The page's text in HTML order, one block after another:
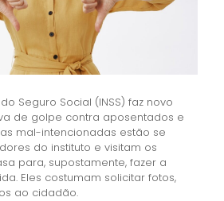
Seguro Social (INSS) faz novo
de golpe contra aposentados e
mal-intencionadas estão se
do instituto e visitam os
para, supostamente, fazer a
Eles costumam solicitar fotos,
ao cidadão.